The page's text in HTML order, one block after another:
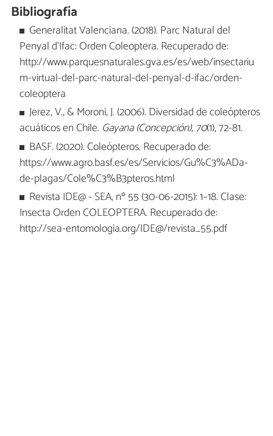
Bibliografía
Generalitat Valenciana. (2018). Parc Natural del
Penyal d’Ifac: Orden Coleoptera. Recuperado de:
http://www.parquesnaturales.gva.es/es/web/insectariu
m-virtual-del-parc-natural-del-penyal-d-ifac/orden-
coleoptera
Jerez, V., & Moroni, J. (2006). Diversidad de coleópteros
acuáticos en Chile. Gayana (Concepción), 70(1), 72-81.
BASF. (2020). Coleópteros. Recuperado de:
https://www.agro.basf.es/es/Servicios/Gu%C3%ADa-
de-plagas/Cole%C3%B3pteros.html
Revista IDE@ - SEA, nº 55 (30-06-2015): 1–18. Clase:
Insecta Orden COLEOPTERA. Recuperado de:
http://sea-entomologia.org/IDE@/revista_55.pdf